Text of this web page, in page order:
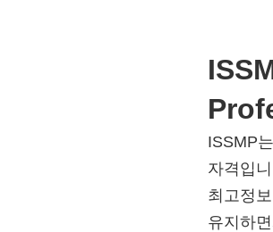
ISSMP
자격입
최고정
유지하면